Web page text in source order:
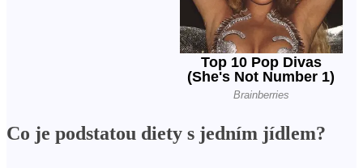
Co je podstatou diety s jedním jídlem?